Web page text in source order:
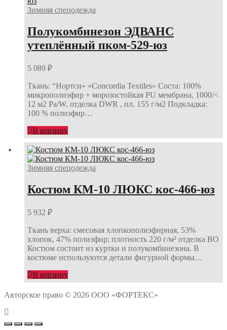
Зимняя спецодежда
Полукомбинезон ЭДВАНС
утеплённый пком-529-юз
5 089 ₽
Ткань: “Нортси» «Concordia Textiles» Соста: 100%
микрополиэфир + морозостойкая PU мембрана, 1000/<
12 м2 Ра/W, отделка DWR , пл. 155 г/м2 Подкладка:
100 % полиэфир…
В корзину
Зимняя спецодежда
Костюм КМ-10 ЛЮКС кос-466-юз
5 932 ₽
Ткань верха: смесовая хлопкополиэфирная, 53%
хлопок, 47% полиэфир; плотность 220 г/м² отделка ВО
Костюм состоит из куртки и полукомбинезона. В
костюме используются детали фигурной формы…
В корзину
Авторское право © 2026 ООО «ФОРТЕКС»